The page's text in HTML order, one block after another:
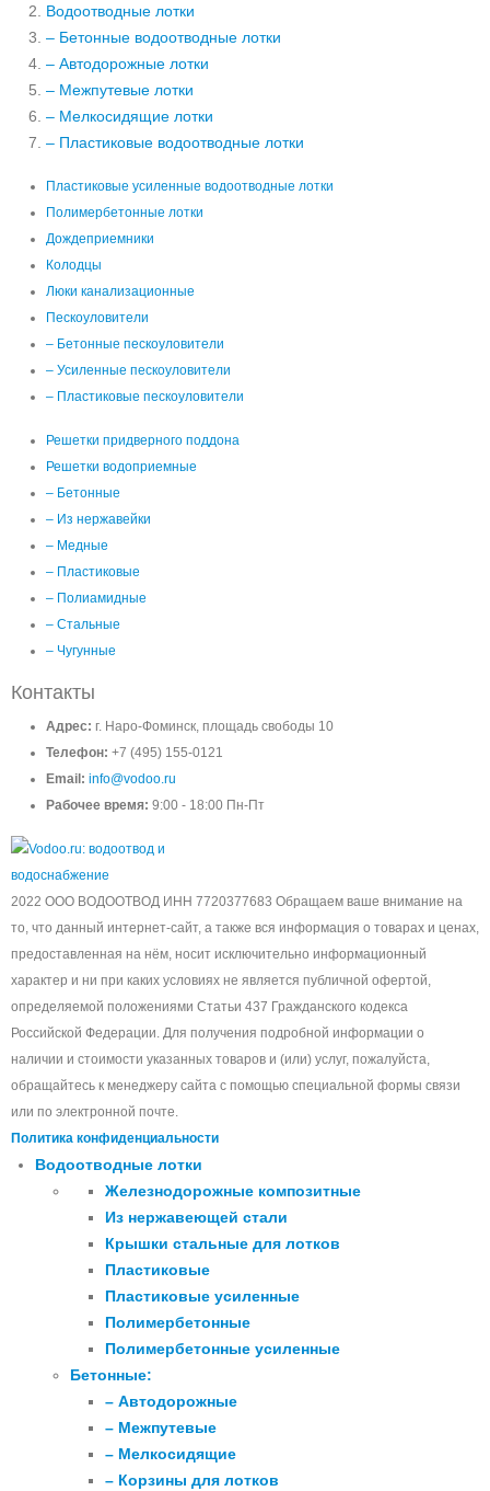
Водоотводные лотки
– Бетонные водоотводные лотки
– Автодорожные лотки
– Межпутевые лотки
– Мелкосидящие лотки
– Пластиковые водоотводные лотки
Пластиковые усиленные водоотводные лотки
Полимербетонные лотки
Дождеприемники
Колодцы
Люки канализационные
Пескоуловители
– Бетонные пескоуловители
– Усиленные пескоуловители
– Пластиковые пескоуловители
Решетки придверного поддона
Решетки водоприемные
– Бетонные
– Из нержавейки
– Медные
– Пластиковые
– Полиамидные
– Стальные
– Чугунные
Контакты
Адрес: г. Наро-Фоминск, площадь свободы 10
Телефон: +7 (495) 155-0121
Email: info@vodoo.ru
Рабочее время: 9:00 - 18:00 Пн-Пт
2022 ООО ВОДООТВОД ИНН 7720377683 Обращаем ваше внимание на
то, что данный интернет-сайт, а также вся информация о товарах и ценах,
предоставленная на нём, носит исключительно информационный
характер и ни при каких условиях не является публичной офертой,
определяемой положениями Статьи 437 Гражданского кодекса
Российской Федерации. Для получения подробной информации о
наличии и стоимости указанных товаров и (или) услуг, пожалуйста,
обращайтесь к менеджеру сайта с помощью специальной формы связи
или по электронной почте.
Политика конфиденциальности
Водоотводные лотки
Железнодорожные композитные
Из нержавеющей стали
Крышки стальные для лотков
Пластиковые
Пластиковые усиленные
Полимербетонные
Полимербетонные усиленные
Бетонные:
– Автодорожные
– Межпутевые
– Мелкосидящие
– Корзины для лотков